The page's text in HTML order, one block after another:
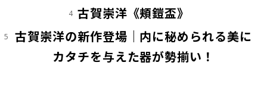
4 古賀崇洋《頬鎧盃》
5
古賀崇洋の新作登場｜内に秘められる美に
カタチを与えた器が勢揃い！